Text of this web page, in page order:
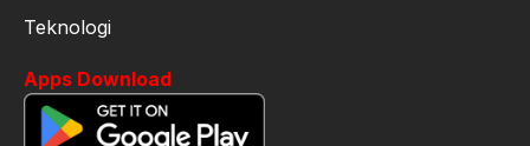
Teknologi
Apps Download